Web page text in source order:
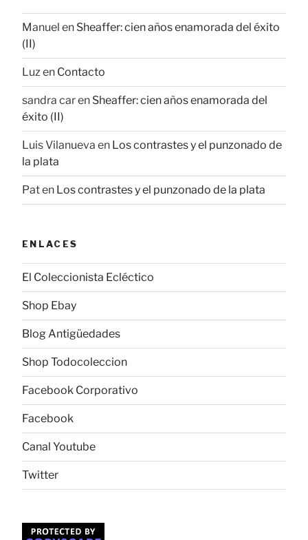
Manuel en Sheaffer: cien años enamorada del éxito
(II)
Luz en Contacto
sandra caren Sheaffer: cien años enamorada del
éxito (II)
Luis Vilanueva en Los contrastes y el punzonado de
la plata
Paten Los contrastes y el punzonado de la plata
ENLACES
El Coleccionista Ecléctico
Shop Ebay
Blog Antigüedades
Shop Todocoleccion
Facebook Corporativo
Facebook
Canal Youtube
Twitter